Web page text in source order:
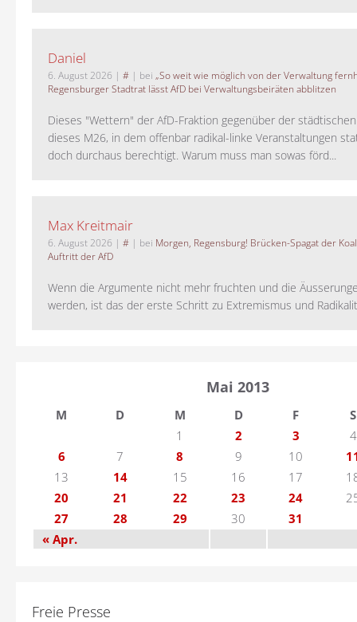
Daniel
6. August 2026 | # | bei „So weit wie möglich von der Verwaltung
Regensburger Stadtrat lässt AfD bei Verwaltungsbeiräten abblitzen
Dieses "Wettern" der AfD-Fraktion gegenüber der
dieses M26, in dem offenbar radikal-linke Veranstaltungen
doch durchaus berechtigt. Warum muss man sowas förd...
Max Kreitmair
6. August 2026 | # | bei Morgen, Regensburg! Brücken-Spagat der
Auftritt der AfD
Wenn die Argumente nicht mehr fruchten und die
werden, ist das der erste Schritt zu Extremismus und
Mai 2013
M D M D F
S
1
2 3
4
6
7 8 9 10
13
14 15 16 17
20
21 22 23 24
27
28 29 30
31
« Apr.
Freie Presse